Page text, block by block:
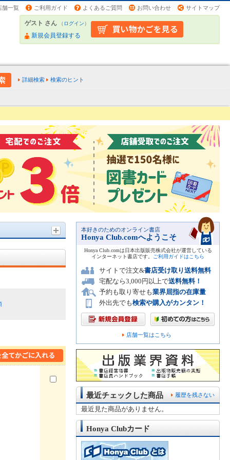
舗一覧 ご利用ガイド よくあるご質問 お問い合わせ サイトマップ
ゲスト さん （ログイン）
新規会員登録する
詳細検索 検索のヒント
本好きのためのオンライン書店
Honya Club.comへようこそ
Honya Club.comは日本出版販売株式会社が運営している
インターネット書店です。
ご利用ガイドはこちら
サイトで注文&書店受け取り送料無料
宅配なら3,000円以上で送料無料！
予約も取り寄せも業界屈指の在庫量
外出先でも検索や購入がカンタン！
店舗一覧はこちら
履歴を残さない
最近チェックした商品
最近見た商品がありません。
Honya Clubカード